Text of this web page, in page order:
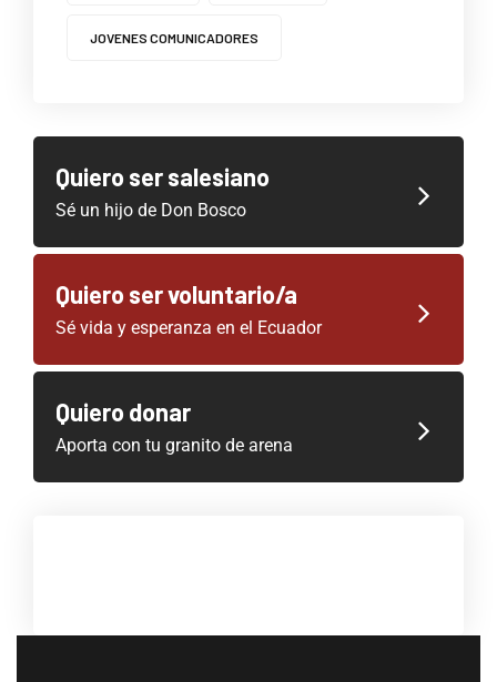
JOVENES COMUNICADORES
Quiero ser salesiano
Sé un hijo de Don Bosco
Quiero ser voluntario/a
Sé vida y esperanza en el Ecuador
Quiero donar
Aporta con tu granito de arena